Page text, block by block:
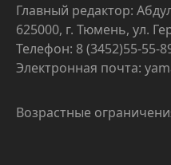
Главный редактор:
625000, г. Тюмень, ул.
Телефон: 8 (3452)55-55-
Электронная почта:
Возрастные